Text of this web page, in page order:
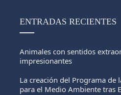
ENTRADAS RECIENTES
Animales con sentidos
impresionantes
La creación del Programa de
para el Medio Ambiente tras